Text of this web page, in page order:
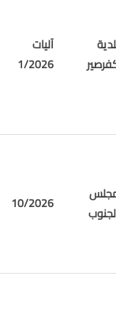
آليات
1/2026
10/2026